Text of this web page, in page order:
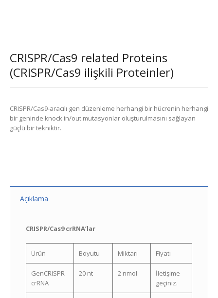
CRISPR/Cas9 related Proteins
(CRISPR/Cas9 ilişkili Proteinler)
CRISPR/Cas9-aracılı gen düzenleme herhangi bir hücrenin herhangi
bir geninde knock in/out mutasyonlar oluşturulmasını sağlayan
güçlü bir tekniktir.
Açıklama
CRISPR/Cas9 crRNA’lar
Ürün Boyutu Miktarı Fiyatı
GenCRISPR
crRNA
20 nt 2 nmol
İletişime
geçiniz.